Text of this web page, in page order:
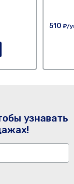
510 ₽/
узнавать